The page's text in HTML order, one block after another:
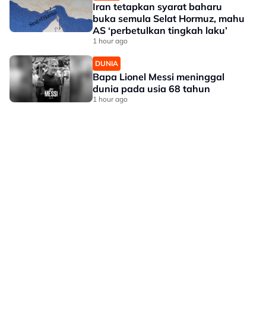
Iran tetapkan syarat baharu
buka semula Selat Hormuz, mahu
AS ‘perbetulkan tingkah laku’
1 hour ago
DUNIA
Bapa Lionel Messi meninggal
dunia pada usia 68 tahun
1 hour ago